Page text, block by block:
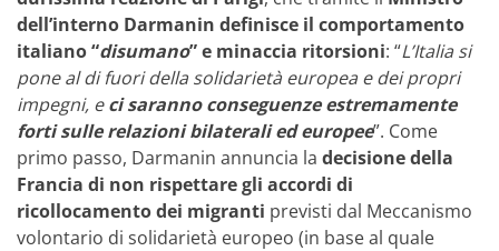
dell’interno Darmanin definisce il comportamento
italiano “disumano” e minaccia ritorsioni: “L’Italia si
pone al di fuori della solidarietà europea e dei propri
impegni, eci saranno conseguenze estremamente
forti sulle relazioni bilaterali ed europee”. Come
primo passo, Darmanin annuncia la decisione della
Francia di non rispettare gli accordi di
ricollocamento dei migranti previsti dal Meccanismo
volontario di solidarietà europeo (in base al quale